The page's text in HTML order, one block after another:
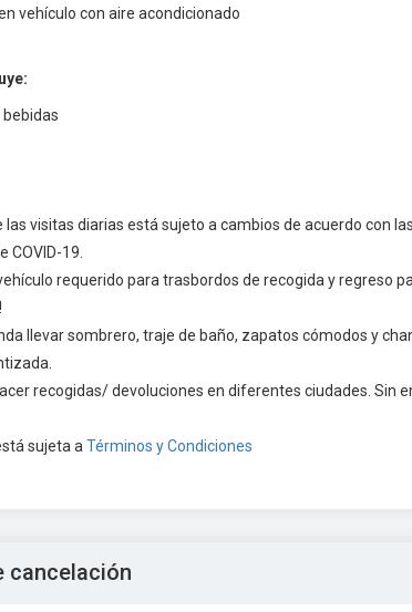
vehículo con aire acondicionado
las visitas diarias está sujeto a cambios de acuerdo con
COVID-19.
requerido para trasbordos de recogida y regreso
llevar sombrero, traje de baño, zapatos cómodos y
recogidas/ devoluciones en diferentes ciudades. Sin
sujeta a Términos y Condiciones
cancelación